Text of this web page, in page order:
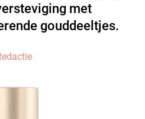
met
gouddeeltjes.